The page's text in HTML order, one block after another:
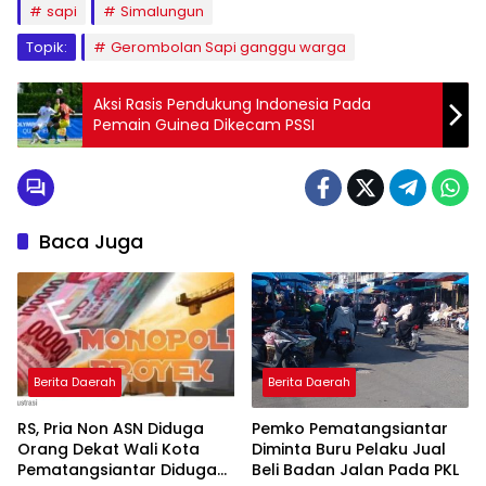
sapi
Simalungun
Topik:
Gerombolan Sapi ganggu warga
Aksi Rasis Pendukung Indonesia Pada
Pemain Guinea Dikecam PSSI
Baca Juga
Berita Daerah
RS, Pria Non ASN Diduga
Orang Dekat Wali Kota
Pematangsiantar Diduga
Berita Daerah
Pemko Pematangsiantar
Diminta Buru Pelaku Jual
Beli Badan Jalan Pada PKL